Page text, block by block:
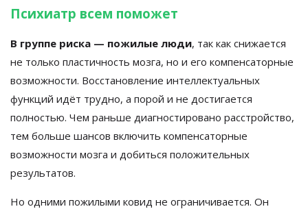
Психиатр всем поможет
В группе риска — пожилые люди, так как снижается
не только пластичность мозга, но и его компенсаторные
возможности. Восстановление интеллектуальных
функций идёт трудно, а порой и не достигается
полностью. Чем раньше диагностировано расстройство,
тем больше шансов включить компенсаторные
возможности мозга и добиться положительных
результатов.
Но одними пожилыми ковид не ограничивается. Он